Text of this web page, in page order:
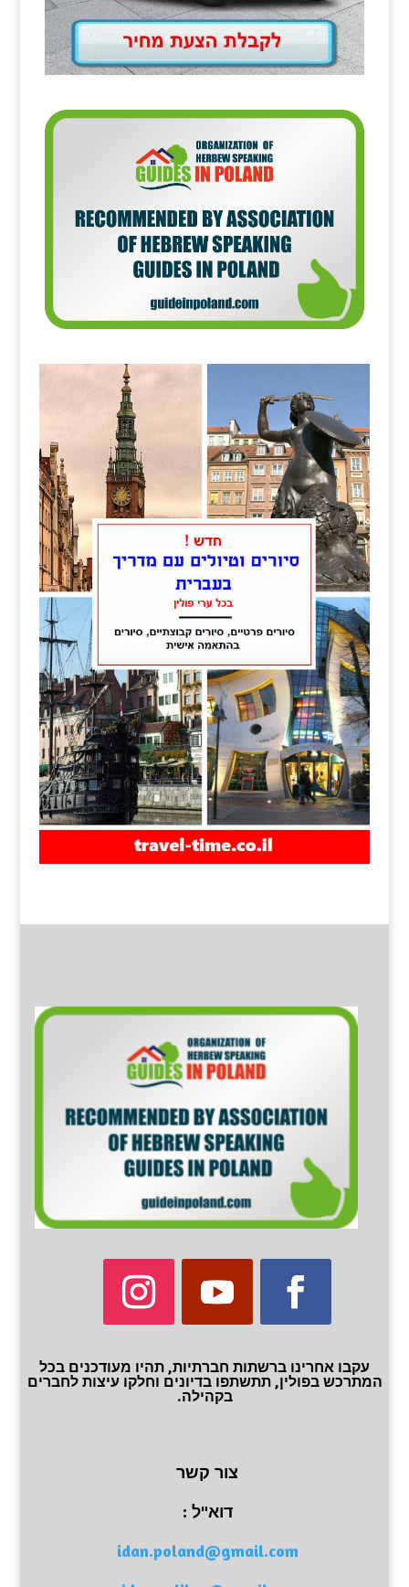
עקבו אחרינו ברשתות חברתיות, תהיו מעודכנים בכל
המתרכש בפולין, תתשתפו בדיונים וחלקו עיצות לחברים
בקהילה.
צור קשר
דוא"ל :
idan.poland@gmail.com